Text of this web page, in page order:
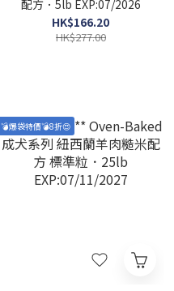
配方．5lb EXP:07/2026
HK$166.20
HK$277.00
💣爆袋特價💣8折😍